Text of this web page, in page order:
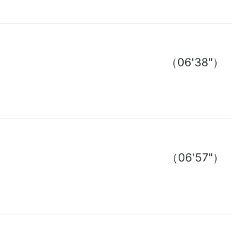
（06'38"）
（06'57"）